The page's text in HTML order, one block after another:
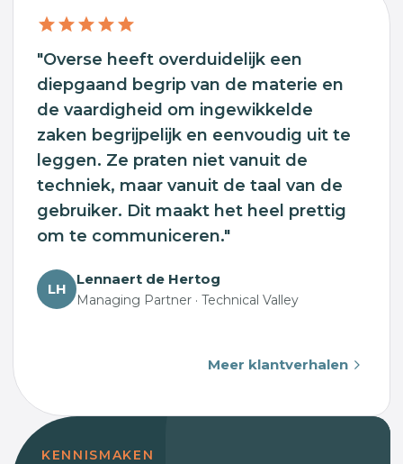
"Overse heeft overduidelijk een
diepgaand begrip van de materie en
de vaardigheid om ingewikkelde
zaken begrijpelijk en eenvoudig uit te
leggen. Ze praten niet vanuit de
techniek, maar vanuit de taal van de
gebruiker. Dit maakt het heel prettig
om te communiceren."
LH
Lennaert de Hertog
Managing Partner · Technical Valley
Meer klantverhalen
KENNISMAKEN